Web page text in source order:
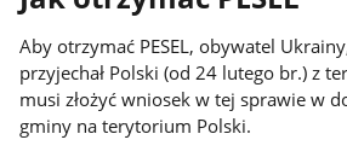
Aby otrzymać PESEL, obywatel
przyjechał Polski (od 24 lutego br.) z
musi złożyć wniosek w tej sprawie w
gminy na terytorium Polski.